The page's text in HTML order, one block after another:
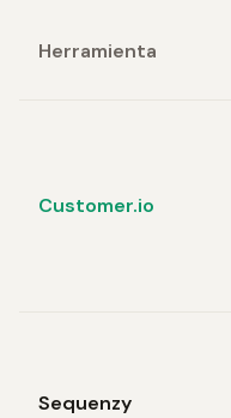
Herramienta
Customer.io
Sequenzy